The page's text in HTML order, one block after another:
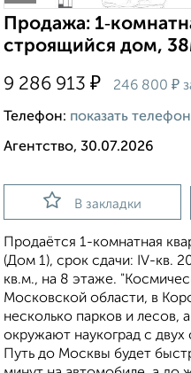
Продажа:
строящийся дом,
9 286 913 ₽ 246 800 ₽
Телефон: показать телефон
Агентство, 30.07.2026
В закладки
Продаётся 1-комнатная
(Дом 1), срок сдачи: IV-кв.
кв.м., на 8 этаже.
Московской области, в
несколько парков и лесов,
окружают наукоград с двух
Путь до Москвы будет